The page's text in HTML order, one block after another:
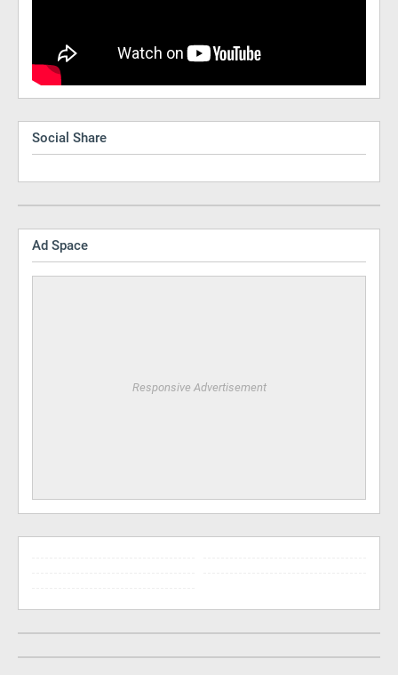
Social Share
Ad Space
Responsive Advertisement